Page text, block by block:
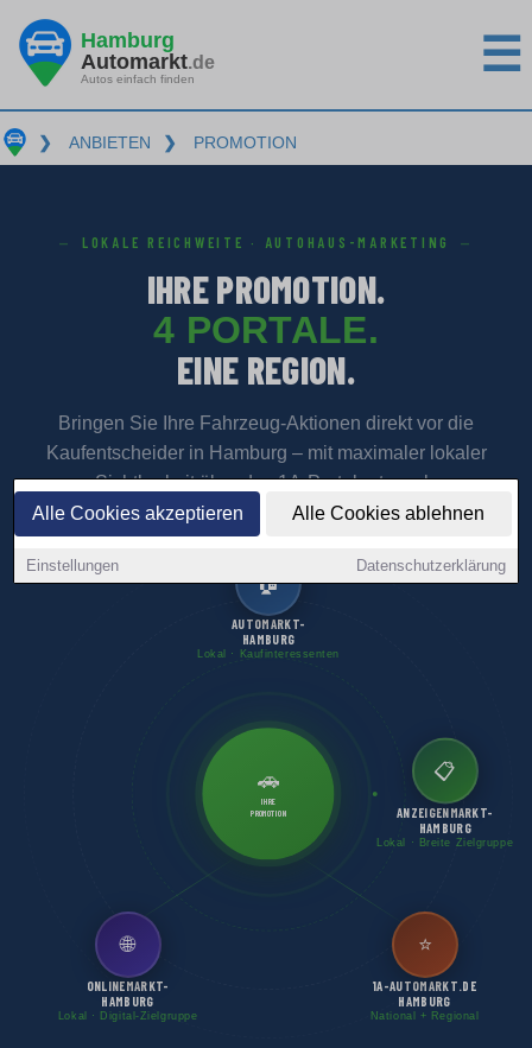
Alle Cookies akzeptieren Alle Cookies ablehnen
Einstellungen Datenschutzerklärung
Hamburg
Automarkt.de
Autos einfach finden ☰
❯ ANBIETEN ❯ PROMOTION
LOKALE REICHWEITE · AUTOHAUS-MARKETING
IHRE PROMOTION.
4 PORTALE.
EINE REGION.
Bringen Sie Ihre Fahrzeug-Aktionen direkt vor die
Kaufentscheider in Hamburg – mit maximaler lokaler
Sichtbarkeit über das 1A-Portalnetzwerk.
🚗
IHRE
PROMOTION
🏠
AUTOMARKT-
HAMBURG
Lokal · Kaufinteressenten
📋
ANZEIGENMARKT-
HAMBURG
Lokal · Breite Zielgruppe
🌐
ONLINEMARKT-
HAMBURG
Lokal · Digital-Zielgruppe
⭐
1A-AUTOMARKT.DE
HAMBURG
National + Regional